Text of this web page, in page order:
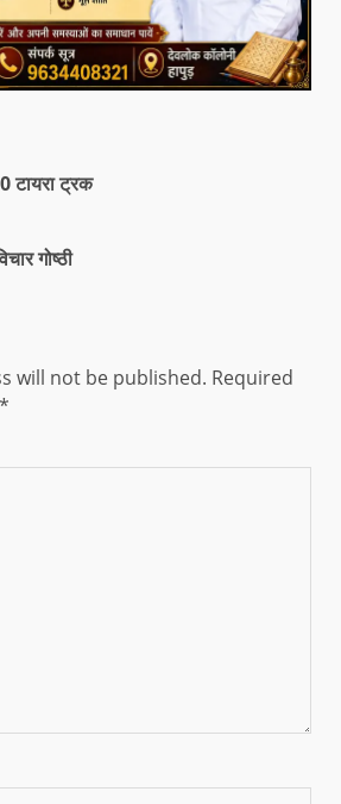
टायरा ट्रक
गोष्ठी
will not be published. Required
*